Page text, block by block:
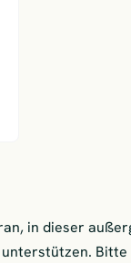
in dieser